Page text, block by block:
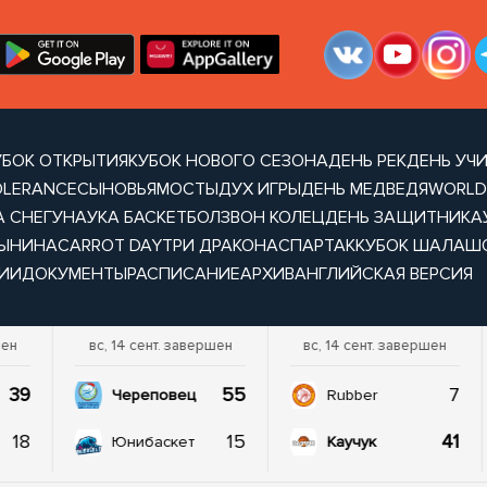
ОТКРЫТИЯКУБОК НОВОГО СЕЗОНАДЕНЬ РЕКДЕНЬ
СЫНОВЬЯМОСТЫДУХ ИГРЫДЕНЬ МЕДВЕДЯ
СНЕГУНАУКА БАСКЕТБОЛЗВОН КОЛЕЦДЕНЬ ЗАЩИТНИКА
CARROT DAYТРИ ДРАКОНАСПАРТАККУБОК
ДОКУМЕНТЫРАСПИСАНИЕАРХИВАНГЛИЙСКАЯ ВЕРСИЯ
39
18
вс, 14 сент. завершен
Череповец 55
Юнибаскет 15
вс, 14 сент. завершен
Rubber 7
Каучук 41